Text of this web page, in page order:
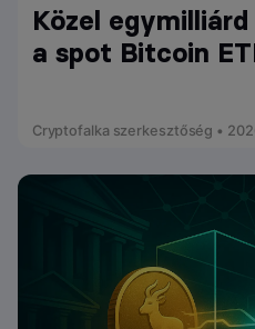
Közel
a spot Bitcoin
Cryptofalka szerkesztőség •